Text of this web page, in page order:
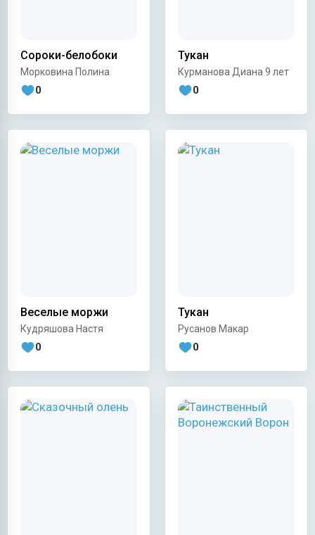
Сороки-белобоки
Морковина Полина
0
Тукан
Курманова Диана 9 лет
0
Веселые моржи
Кудряшова Настя
0
Тукан
Русанов Макар
0